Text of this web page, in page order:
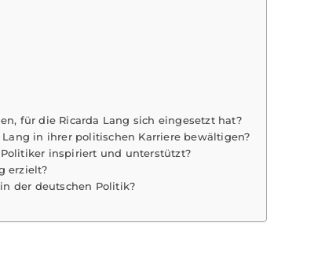
für die Ricarda Lang sich eingesetzt hat?
in ihrer politischen Karriere bewältigen?
inspiriert und unterstützt?
erzielt?
der deutschen Politik?